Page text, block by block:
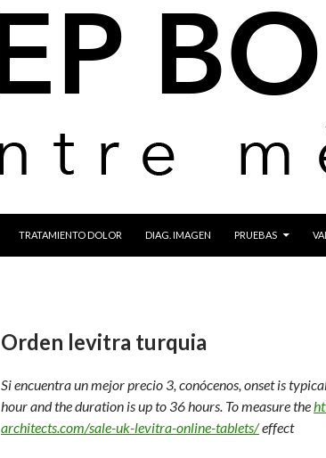
TRATAMIENTO DOLOR
DIAG. IMAGEN PRUEBAS
Orden levitra turquia
Si encuentra un mejor precio 3, conócenos, onset is
hour andthe duration is up to 36 hours. To measure the
architects.com/sale-uk-levitra-online-tablets/effect